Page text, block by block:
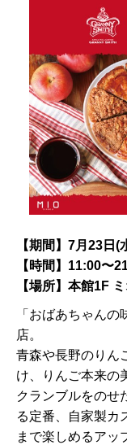
【期間】7月23日(
【時間】11:00〜
【場所】本館1F
「おばあちゃん
店。
青森や長野のりん
け、りんご本来の
クランブルをのせ
る定番、自家製カ
まで楽しめるアッ